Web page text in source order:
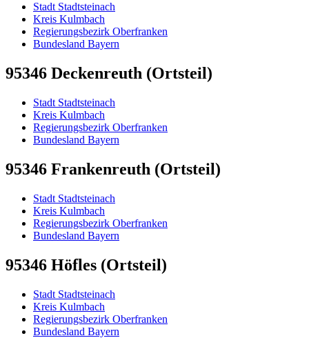
Stadt Stadtsteinach
Kreis Kulmbach
Regierungsbezirk Oberfranken
Bundesland Bayern
95346 Deckenreuth (Ortsteil)
Stadt Stadtsteinach
Kreis Kulmbach
Regierungsbezirk Oberfranken
Bundesland Bayern
95346 Frankenreuth (Ortsteil)
Stadt Stadtsteinach
Kreis Kulmbach
Regierungsbezirk Oberfranken
Bundesland Bayern
95346 Höfles (Ortsteil)
Stadt Stadtsteinach
Kreis Kulmbach
Regierungsbezirk Oberfranken
Bundesland Bayern